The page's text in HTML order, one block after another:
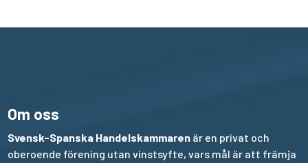
Om oss
Svensk-Spanska Handelskammaren är en privat och
oberoende förening utan vinstsyfte, vars mål är att främja